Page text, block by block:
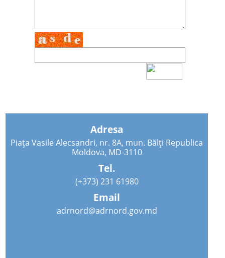
Adresa
Piața Vasile Alecsandri, nr. 8A, mun. Bălți Republica
Moldova, MD-3110
Tel.
(+373) 231 61980
Email
adrnord@adrnord.gov.md